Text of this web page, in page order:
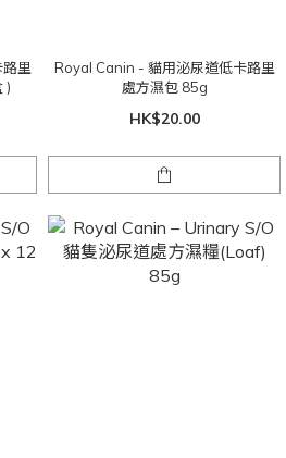
里
)
Royal Canin - 貓用泌尿道低卡路里
處方濕包 85g
HK$20.00